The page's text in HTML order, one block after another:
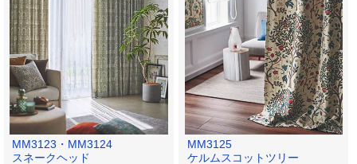
MM3123・MM3124
スネークヘッド
MM3125
ケルムスコットツリー